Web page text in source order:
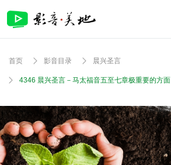
首页 影音目录 晨兴圣言
4346 晨兴圣言－马太福音五至七章极重要的方面